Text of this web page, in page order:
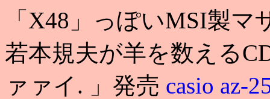
「X48」っぽいMSI製
若本規夫が羊を数える
ァァイ. 」発売 casio az-